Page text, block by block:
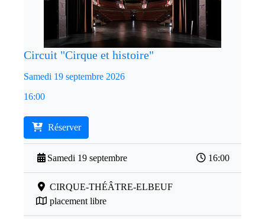
Circuit "Cirque et histoire"
Samedi 19 septembre 2026
16:00
Réserver
Samedi 19 septembre 16:00
CIRQUE-THÉÂTRE-ELBEUF
placement libre